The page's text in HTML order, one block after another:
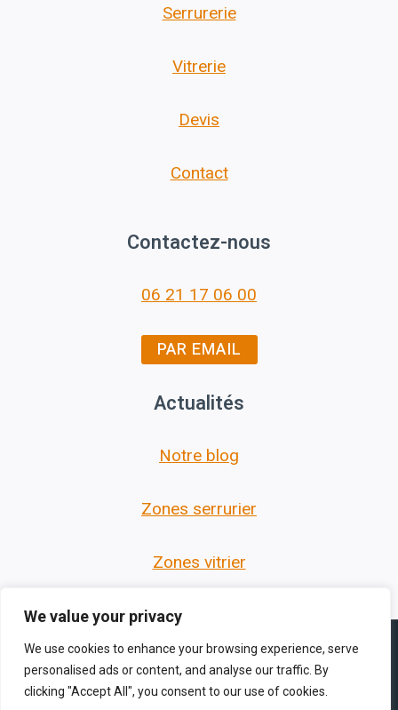
We value your privacy
We use cookies to enhance your browsing experience, serve
personalised ads or content, and analyse our traffic. By
clicking "Accept All", you consent to our use of cookies.
Serrurerie
Vitrerie
Devis
Contact
Contactez-nous
06 21 17 06 00
PAR EMAIL
Actualités
Notre blog
Zones serrurier
Zones vitrier
© 2026 Les Serruriers des Hauts de France -